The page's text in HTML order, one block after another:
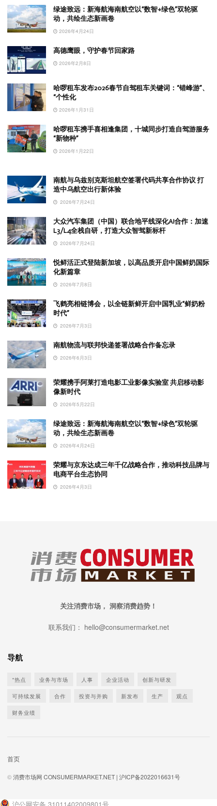
绿途致远：新海航海南航空以“数智+绿色”双轮驱
动，共绘生态新画卷
2026年4月24日
高德鹰眼，守护春节回家路
2026年2月8日
哈啰租车发布2026春节自驾租车关键词：“错峰游”、
“个性化
2026年1月31日
哈啰租车携手喜相逢集团，十城同步打造自驾游服务
“新物种”
2026年1月22日
南航与乌兹别克斯坦航空签署代码共享合作协议 打
造中乌航空出行新体验
2026年7月24日
大众汽车集团（中国）联合地平线深化AI合作：加速
L3/L4全栈自研，打造大众智驾新标杆
2026年7月24日
悦鲜活正式登陆新加坡，以高品质开启中国鲜奶国际
化新篇章
2026年7月8日
飞鹤亮相链博会，以全链新鲜开启中国乳业“鲜奶粉
时代”
2026年7月3日
南航物流与联邦快递签署战略合作备忘录
2026年6月3日
荣耀携手阿莱打造电影工业影像实验室 共启移动影
像新时代
2026年5月22日
绿途致远：新海航海南航空以“数智+绿色”双轮驱
动，共绘生态新画卷
2026年4月24日
荣耀与京东达成三年千亿战略合作，推动科技品牌与
电商平台生态协同
2026年4月3日
关注消费市场， 洞察消费趋势！
联系我们： hello@consumermarket.net
导航
*热点 业务与市场 人事 企业活动 创新与研发
可持续发展 合作 投资与并购 新发布 生产 观点
财务业绩
首页
©消费市场网 CONSUMERMARKET.NET | 沪ICP备2022016631号